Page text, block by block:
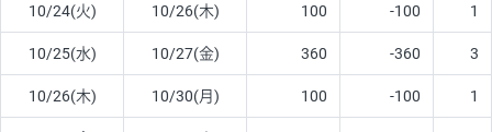
10/24(火) 10/26(木) 100 -100 1
10/25(水) 10/27(金) 360 -360 3
10/26(木) 10/30(月) 100 -100 1